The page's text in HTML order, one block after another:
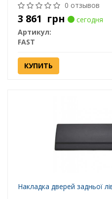
0 отзывов
3 861 грн
сегодня
Артикул:
FAST
КУПИТЬ
Накладка дверей задньої